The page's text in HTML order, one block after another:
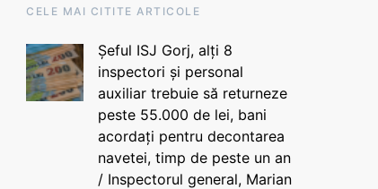
CELE MAI CITITE ARTICOLE
Șeful ISJ Gorj, alți 8
inspectori și personal
auxiliar trebuie să returneze
peste 55.000 de lei, bani
acordați pentru decontarea
navetei, timp de peste un an
/ Inspectorul general, Marian